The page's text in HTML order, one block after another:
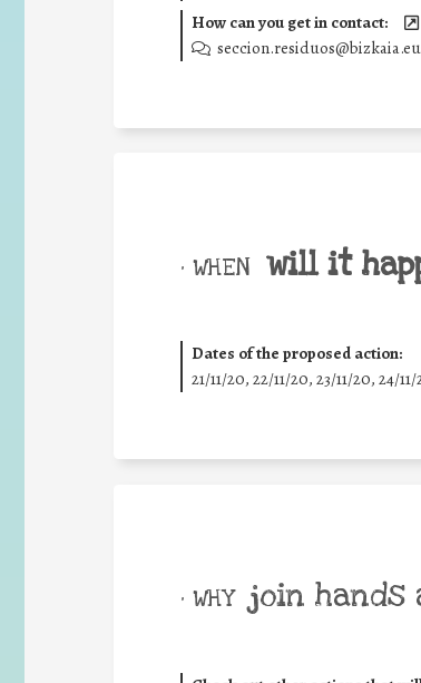
How can you get in contact:
• WHEN will it
Dates of the proposed action:
21/11/20, 22/11/20, 23/11/20, 24/
• WHY join hands